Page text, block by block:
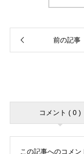
コメント ( 0 )
この記事へのコメン